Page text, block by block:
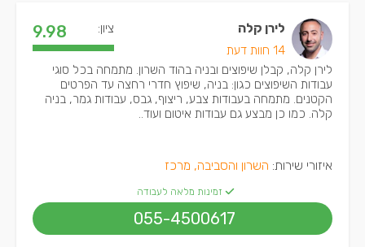
לירן קלה
14 חוות דעת
ציון: 9.98
לירן קלה, קבלן שיפוצים ובניה בהוד השרון. מתמחה בכל סוגי
עבודות השיפוצים כגון: בניה, שיפוץ חדרי רחצה עד הפרטים
הקטנים. מתמחה בעבודות צבע, ריצוף, גבס, עבודות גמר, בניה
קלה. כמו כן מבצע גם עבודות איטום ועוד..
איזורי שירות: השרון והסביבה, מרכז
זמינות מלאה לעבודה
055-4500617